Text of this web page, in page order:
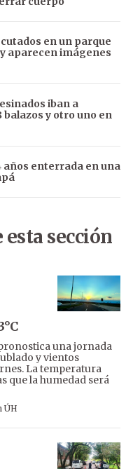
en un parque
aparecen imágenes
iban a
y otro uno en
años enterrada en una
sección
una jornada
y vientos
La temperatura
que la humedad será
ÚH